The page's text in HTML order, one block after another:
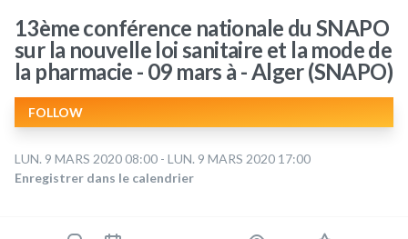
13ème conférence nationale du SNAPO
sur la nouvelle loi sanitaire et la mode de
la pharmacie - 09 mars à - Alger (SNAPO)
FOLLOW
LUN. 9 MARS 2020 08:00 - LUN. 9 MARS 2020 17:00
Enregistrer dans le calendrier